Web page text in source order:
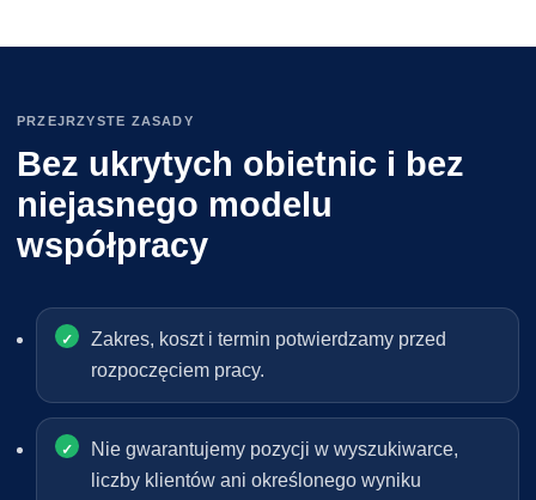
PRZEJRZYSTE ZASADY
Bez ukrytych obietnic i bez
niejasnego modelu
współpracy
Zakres, koszt i termin potwierdzamy przed
rozpoczęciem pracy.
Nie gwarantujemy pozycji w wyszukiwarce,
liczby klientów ani określonego wyniku